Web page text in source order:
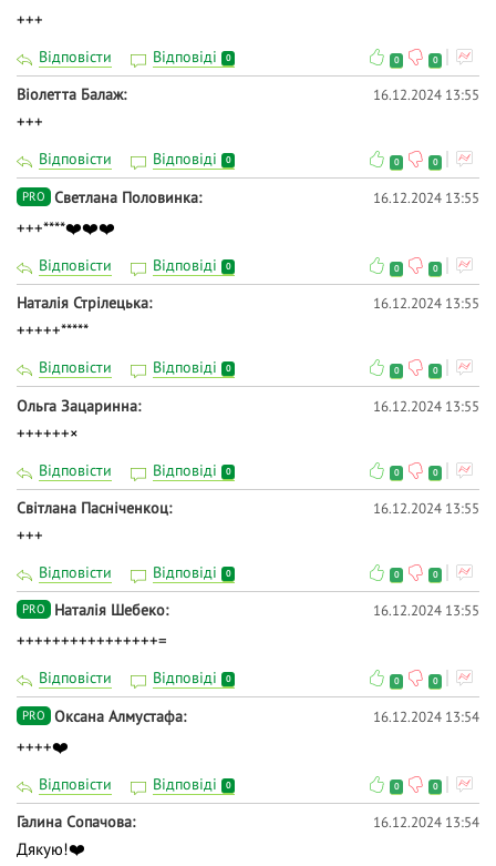
+++
Відповісти Відповіді 0 0 0
Віолетта Балаж 16.12.2024 13:55
+++
Відповісти Відповіді 0 0 0
PRO Светлана Половинка 16.12.2024 13:55
+++****❤️❤️❤️
Відповісти Відповіді 0 0 0
Наталія Стрілецька 16.12.2024 13:55
+++++*****
Відповісти Відповіді 0 0 0
Ольга Зацаринна 16.12.2024 13:55
++++++×
Відповісти Відповіді 0 0 0
Світлана Пасніченкоц 16.12.2024 13:55
+++
Відповісти Відповіді 0 0 0
PRO Наталія Шебеко 16.12.2024 13:55
++++++++++++++++=
Відповісти Відповіді 0 0 0
PRO Оксана Алмустафа 16.12.2024 13:54
++++❤️
Відповісти Відповіді 0 0 0
Галина Сопачова 16.12.2024 13:54
Дякую!❤️